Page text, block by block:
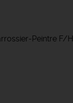
Peintre